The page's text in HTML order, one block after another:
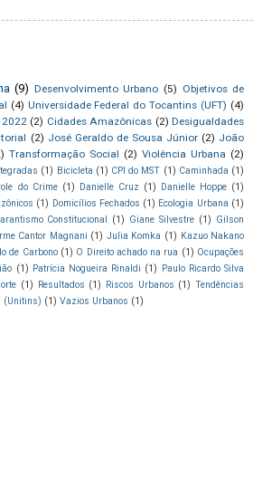
(9) Desenvolvimento Urbano (5) Objetivos de
(4) Universidade Federal do Tocantins (UFT) (4)
2022 (2) Cidades Amazônicas (2) Desigualdades
(2) José Geraldo de Sousa Júnior (2) João
Transformação Social (2) Violência Urbana (2)
(1) Bicicleta (1) CPI do MST (1) Caminhada (1)
do Crime (1) Danielle Cruz (1) Danielle Hoppe (1)
(1) Domicílios Fechados (1) Ecologia Urbana (1)
Constitucional (1) Giane Silvestre (1) Gilson
Cantor Magnani (1) Julia Komka (1) Kazuo Nakano
de Carbono (1) O Direito achado na rua (1) Ocupações
(1) Patrícia Nogueira Rinaldi (1) Paulo Ricardo Silva
(1) Resultados (1) Riscos Urbanos (1) Tendências
(Unitins) (1) Vazios Urbanos (1)